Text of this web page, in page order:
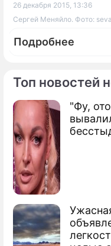
Топ новостей
"Фу,
26 декабря 2015, 13:36
Сергей Меняйло. Фото:
Подробнее
По теме